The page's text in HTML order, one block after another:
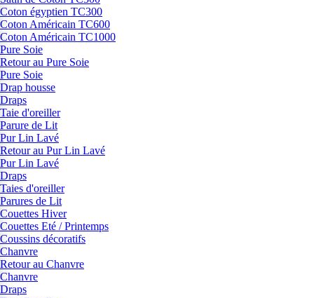
Coton égyptien TC300
Coton Américain TC600
Coton Américain TC1000
Pure Soie
Retour au Pure Soie
Pure Soie
Drap housse
Draps
Taie d'oreiller
Parure de Lit
Pur Lin Lavé
Retour au Pur Lin Lavé
Pur Lin Lavé
Draps
Taies d'oreiller
Parures de Lit
Couettes Hiver
Couettes Eté / Printemps
Coussins décoratifs
Chanvre
Retour au Chanvre
Chanvre
Draps